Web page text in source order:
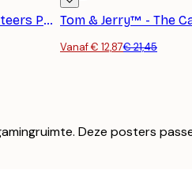
Tom & Jerry™ - The Two Mouseketeers Poster Tom & Jerry™ - The
Vanaf € 12,87€ 21,45
Deze posters